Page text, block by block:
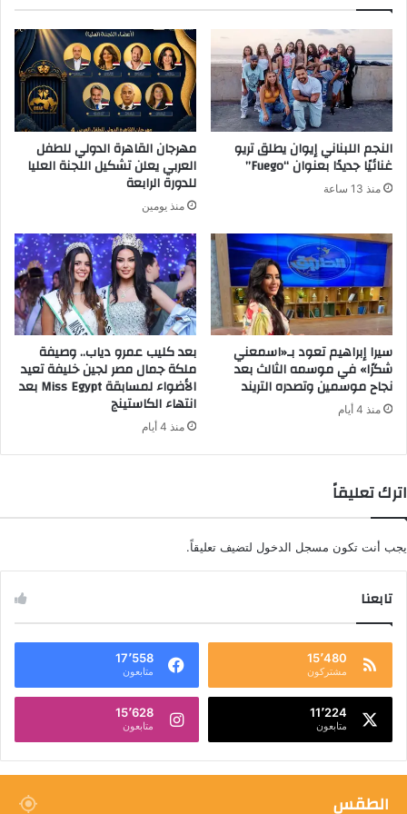
ا
إ
ك
ت
ر
و
ن
ي
النجم اللبناني إيوان يطلق تريو
غنائيًا جديدًا بعنوان “Fuego”
منذ 13 ساعة
مهرجان القاهرة الدولي للطفل
العربي يعلن تشكيل اللجنة العليا
للدورة الرابعة
منذ يومين
سيرا إبراهيم تعود بـ«اسمعني
شكرًا» في موسمه الثالث بعد
نجاح موسمين وتصدره التريند
منذ 4 أيام
بعد كليب عمرو دياب.. وصيفة
ملكة جمال مصر لجين خليفة تعيد
الأضواء لمسابقة Miss Egypt بعد
انتهاء الكاستينج
منذ 4 أيام
اترك تعليقاً
يجب أنت تكون مسجل الدخول لتضيف تعليقاً.
تابعنا
15٬480
مشتركون
17٬558
متابعون
11٬224
متابعون
15٬628
متابعون
الطقس